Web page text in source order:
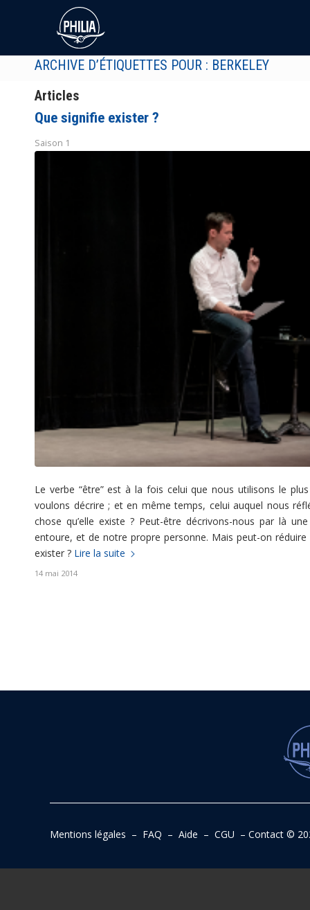
ARCHIVE D’ÉTIQUETTES POUR : BERKELEY
Articles
Que signifie exister ?
Saison 1
Le verbe “être” est à la fois celui que nous utilisons le
voulons décrire ; et en même temps, celui auquel nous
chose qu’elle existe ? Peut-être décrivons-nous par là
entoure, et de notre propre personne. Mais peut-on
exister ? Lire la suite
14 mai 2014
Mentions légales – FAQ – Aide – CGU – Contact©